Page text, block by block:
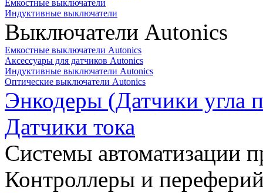
Емкостные выключатели
Индуктивные выключатели
Выключатели Autonics
Емкостные выключатели Autonics
Аксессуары для датчиков Autonics
Индуктивные выключатели Autonics
Оптические выключатели Autonics
Энкодеры (Датчики угла
Датчики тока
Системы автоматизации
Контроллеры и